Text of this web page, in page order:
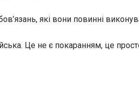
які вони повинні
Це не є покаранням, це